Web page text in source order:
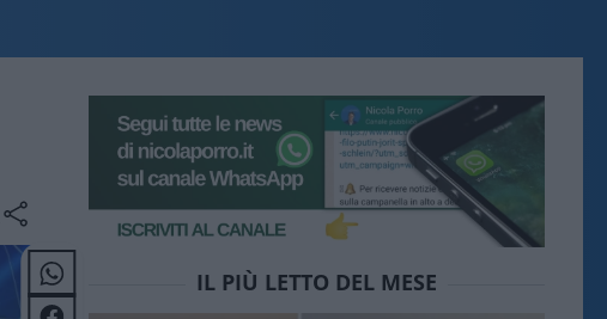
IL PIÙ LETTO DEL MESE